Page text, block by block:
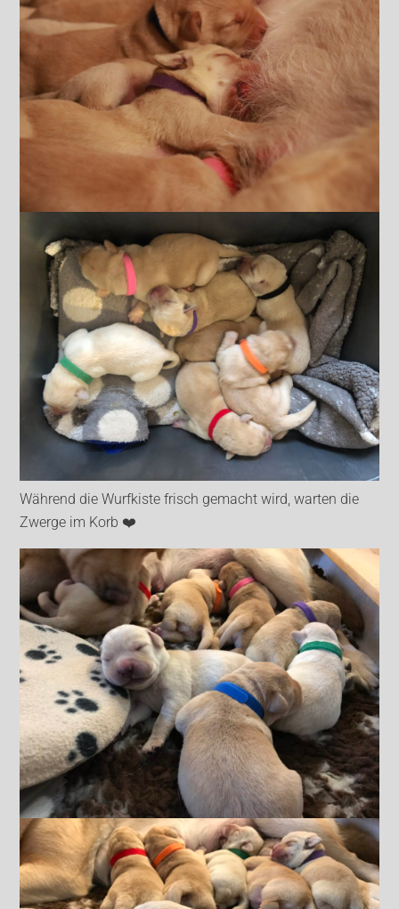
Während die Wurfkiste frisch gemacht wird, warten die
Zwerge im Korb ❤️